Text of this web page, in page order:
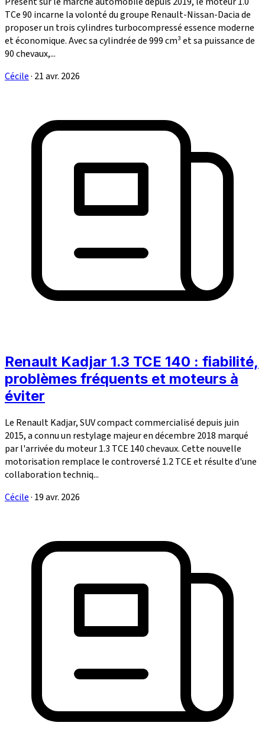
TCe 90 incarne la volonté du groupe Renault-Nissan-Dacia de
proposer un trois cylindres turbocompressé essence moderne
et économique. Avec sa cylindrée de 999 cm³ et sa puissance de
90 chevaux,...
Cécile· 21 avr. 2026
Renault Kadjar 1.3 TCE 140 : fiabilité,
problèmes fréquents et moteurs à
éviter
Le Renault Kadjar, SUV compact commercialisé depuis juin
2015, a connu un restylage majeur en décembre 2018 marqué
par l'arrivée du moteur 1.3 TCE 140 chevaux. Cette nouvelle
motorisation remplace le controversé 1.2 TCE et résulte d'une
collaboration techniq...
Cécile· 19 avr. 2026